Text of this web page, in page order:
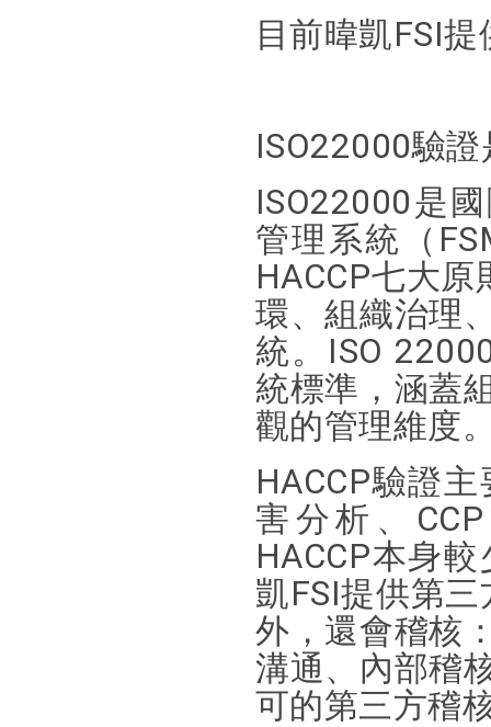
目前暐凱FSI
ISO22000驗證
ISO22000是
管理系統（
HACCP七大
環、組織治理
統。ISO
統標準，涵蓋
觀的管理維度
HACCP驗證
害分析、
HACCP本身
凱FSI提供第
外，還會稽核
溝通、內部稽
可的第三方稽